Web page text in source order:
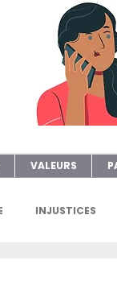
VALEURS
INJUSTICES